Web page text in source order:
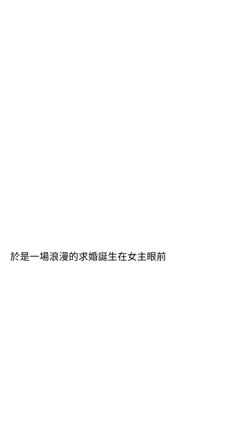
於是一場浪漫的求婚誕生在女主眼前